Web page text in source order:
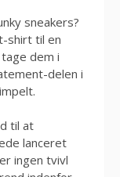
sneakers?
shirt til en
dem i
delen i
til at
lanceret
ingen tvivl